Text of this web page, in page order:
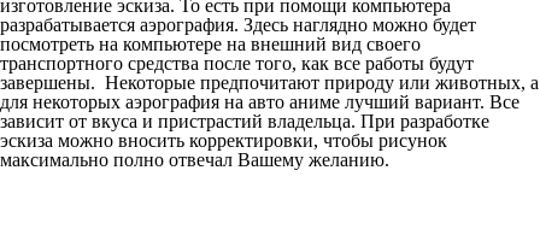
изготовление эскиза. То есть при помощи компьютера
разрабатывается аэрография. Здесь наглядно можно будет
посмотреть на компьютере на внешний вид своего
транспортного средства после того, как все работы будут
завершены. Некоторые предпочитают природу или животных, а
для некоторых аэрография на авто аниме лучший вариант. Все
зависит от вкуса и пристрастий владельца. При разработке
эскиза можно вносить корректировки, чтобы рисунок
максимально полно отвечал Вашему желанию.